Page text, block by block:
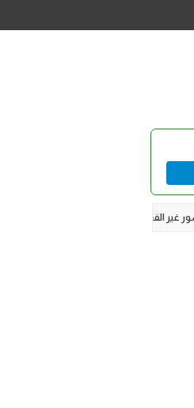
غير الفعلية سادس ابتدائي ف2